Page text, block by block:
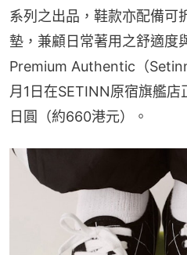
系列之出品，鞋款亦配備可
墊，兼顧日常著用之舒適度
Premium Authentic（
月1日在SETINN原宿旗艦
日圓（約660港元）。